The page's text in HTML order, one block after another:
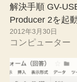
解決手順 GV-
Producer 2を起
2012年3月30日
コンピューター